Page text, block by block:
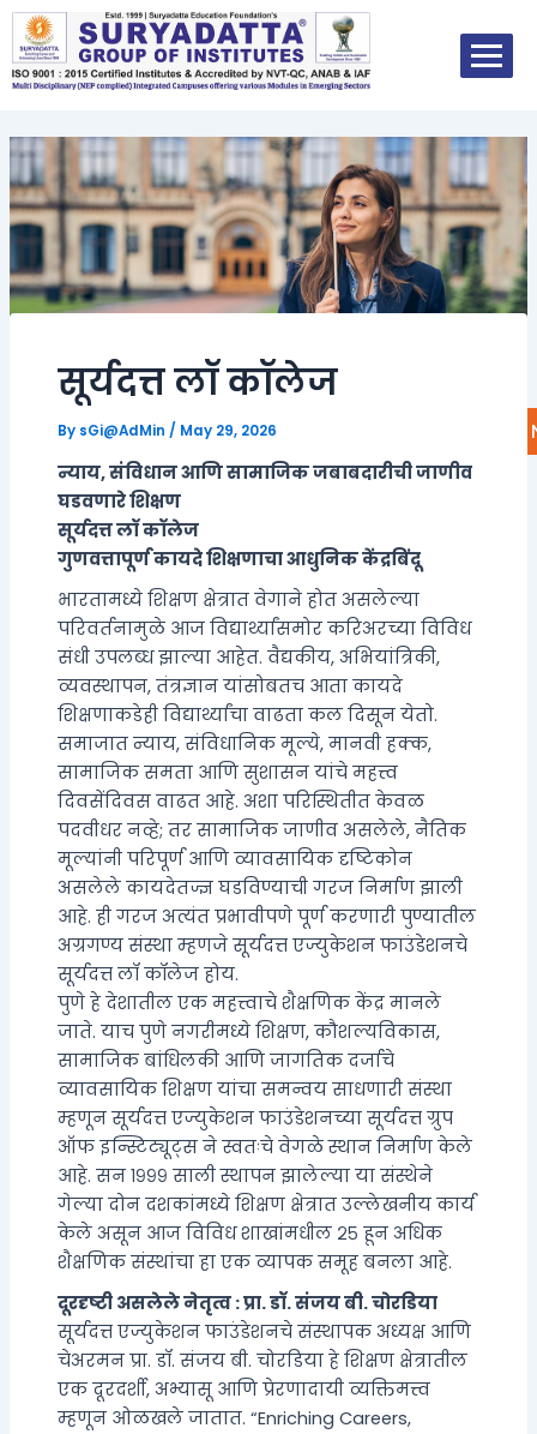
Skip
content
सूर्यदत्त लॉ कॉलेज
By sGi@AdMin / May 29, 2026
न्याय, संविधान आणि सामाजिक जबाबदारीची जाणीव
घडवणारे शिक्षण
सूर्यदत्त लॉ कॉलेज
गुणवत्तापूर्ण कायदे शिक्षणाचा आधुनिक केंद्रबिंदू
भारतामध्ये शिक्षण क्षेत्रात वेगाने होत असलेल्या
परिवर्तनामुळे आज विद्यार्थ्यांसमोर करिअरच्या विविध
संधी उपलब्ध झाल्या आहेत. वैद्यकीय, अभियांत्रिकी,
व्यवस्थापन, तंत्रज्ञान यांसोबतच आता कायदे
शिक्षणाकडेही विद्यार्थ्यांचा वाढता कल दिसून येतो.
समाजात न्याय, संविधानिक मूल्ये, मानवी हक्क,
सामाजिक समता आणि सुशासन यांचे महत्त्व
दिवसेंदिवस वाढत आहे. अशा परिस्थितीत केवळ
पदवीधर नव्हे; तर सामाजिक जाणीव असलेले, नैतिक
मूल्यांनी परिपूर्ण आणि व्यावसायिक दृष्टिकोन
असलेले कायदेतज्ज्ञ घडविण्याची गरज निर्माण झाली
आहे. ही गरज अत्यंत प्रभावीपणे पूर्ण करणारी पुण्यातील
अग्रगण्य संस्था म्हणजे सूर्यदत्त एज्युकेशन फाउंडेशनचे
सूर्यदत्त लॉ कॉलेज होय.
पुणे हे देशातील एक महत्त्वाचे शैक्षणिक केंद्र मानले
जाते. याच पुणे नगरीमध्ये शिक्षण, कौशल्यविकास,
सामाजिक बांधिलकी आणि जागतिक दर्जाचे
व्यावसायिक शिक्षण यांचा समन्वय साधणारी संस्था
म्हणून सूर्यदत्त एज्युकेशन फाउंडेशनच्या सूर्यदत्त ग्रुप
ऑफ इन्स्टिट्यूट्स ने स्वतःचे वेगळे स्थान निर्माण केले
आहे. सन १९९९ साली स्थापन झालेल्या या संस्थेने
गेल्या दोन दशकांमध्ये शिक्षण क्षेत्रात उल्लेखनीय कार्य
केले असून आज विविध शाखांमधील २५ हून अधिक
शैक्षणिक संस्थांचा हा एक व्यापक समूह बनला आहे.
दूरदृष्टी असलेले नेतृत्व : प्रा. डॉ. संजय बी. चोरडिया
सूर्यदत्त एज्युकेशन फाउंडेशनचे संस्थापक अध्यक्ष आणि
चेअरमन प्रा. डॉ. संजय बी. चोरडिया हे शिक्षण क्षेत्रातील
एक दूरदर्शी, अभ्यासू आणि प्रेरणादायी व्यक्तिमत्त्व
म्हणून ओळखले जातात. “Enriching Careers,
Post
navigation
Enquire